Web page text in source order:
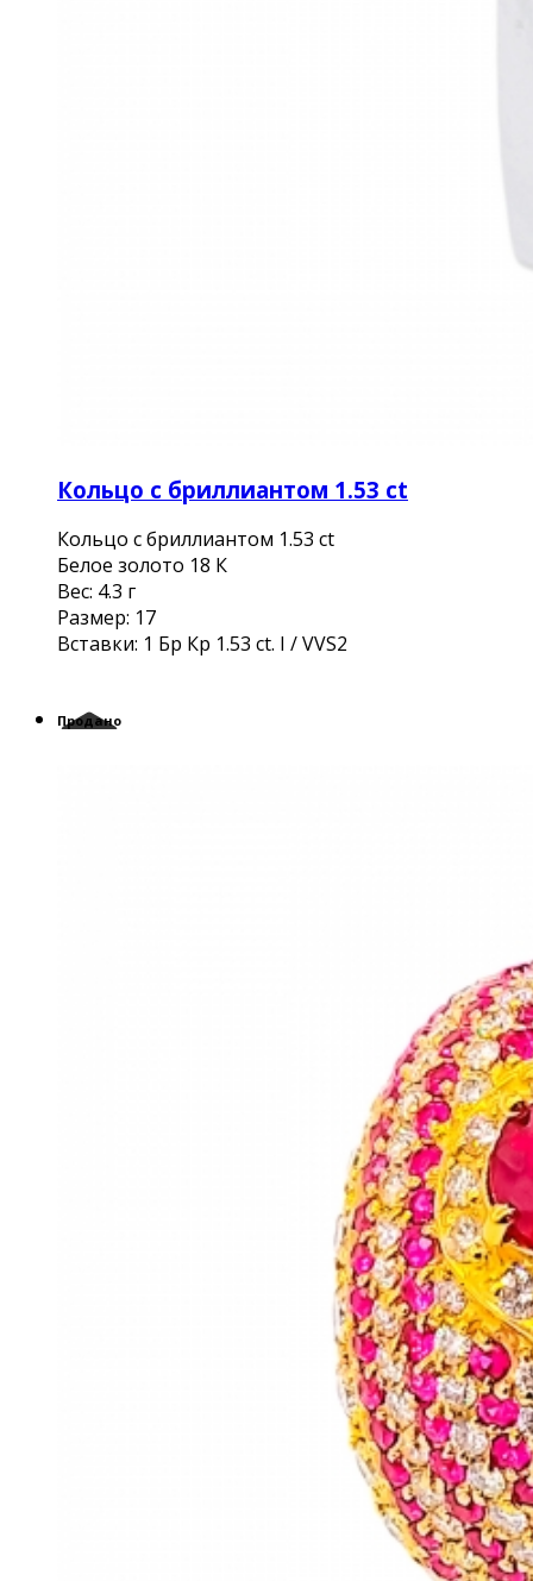
Кольцо с бриллиантом 1.53 ct
Кольцо с бриллиантом 1.53 ct
Белое золото 18 К
Вес: 4.3 г
Размер: 17
Вставки: 1 Бр Кр 1.53 ct. I / VVS2
Продано